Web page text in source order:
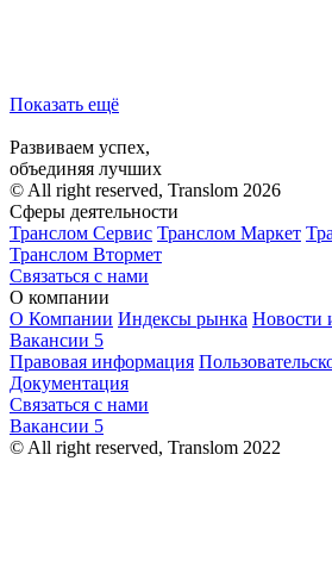
Показать ещё
Развиваем успех,
объединяя лучших
© All right reserved, Translom 2026
Сферы деятельности
Транслом Сервис Транслом Маркет
Транслом Втормет
Связаться с нами
О компании
О Компании Индексы рынка Новости
Вакансии 5
Правовая информация
Документация
Связаться с нами
Вакансии 5
© All right reserved, Translom 2022